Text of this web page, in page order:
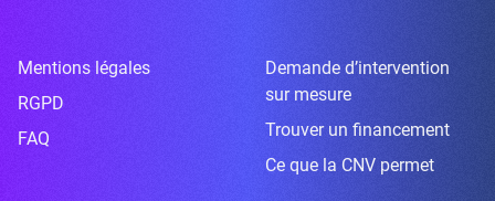
Mentions légales
RGPD
FAQ
Demande d’intervention
sur mesure
Trouver un financement
Ce que la CNV permet